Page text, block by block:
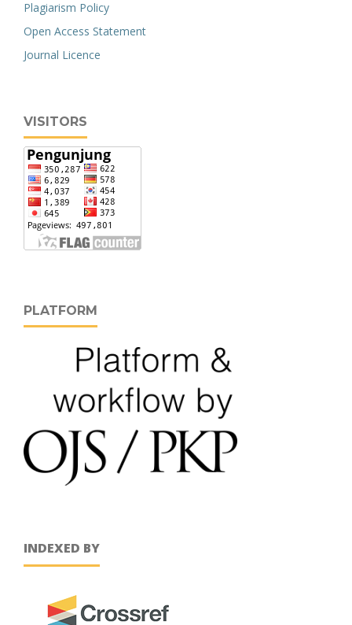
Plagiarism Policy
Open Access Statement
Journal Licence
VISITORS
PLATFORM
INDEXED BY